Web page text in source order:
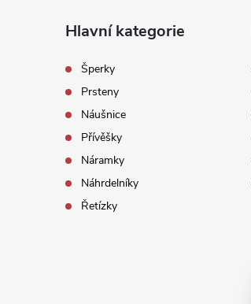
Hlavní kategorie
Šperky
Prsteny
Náušnice
Přívěšky
Náramky
Náhrdelníky
Řetízky